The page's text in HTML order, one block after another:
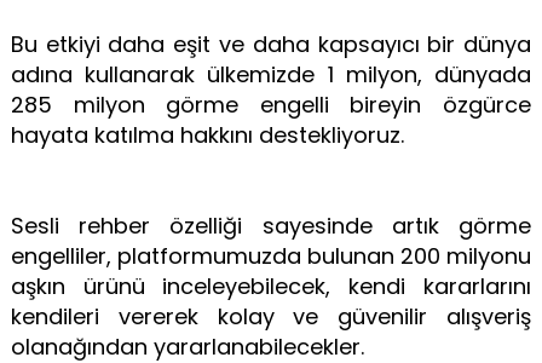
Bu etkiyi daha eşit ve daha kapsayıcı bir dünya
adına kullanarak ülkemizde 1 milyon, dünyada
285 milyon görme engelli bireyin özgürce
hayata katılma hakkını destekliyoruz.
Sesli rehber özelliği sayesinde artık görme
engelliler, platformumuzda bulunan 200 milyonu
aşkın ürünü inceleyebilecek, kendi kararlarını
kendileri vererek kolay ve güvenilir alışveriş
olanağından yararlanabilecekler.